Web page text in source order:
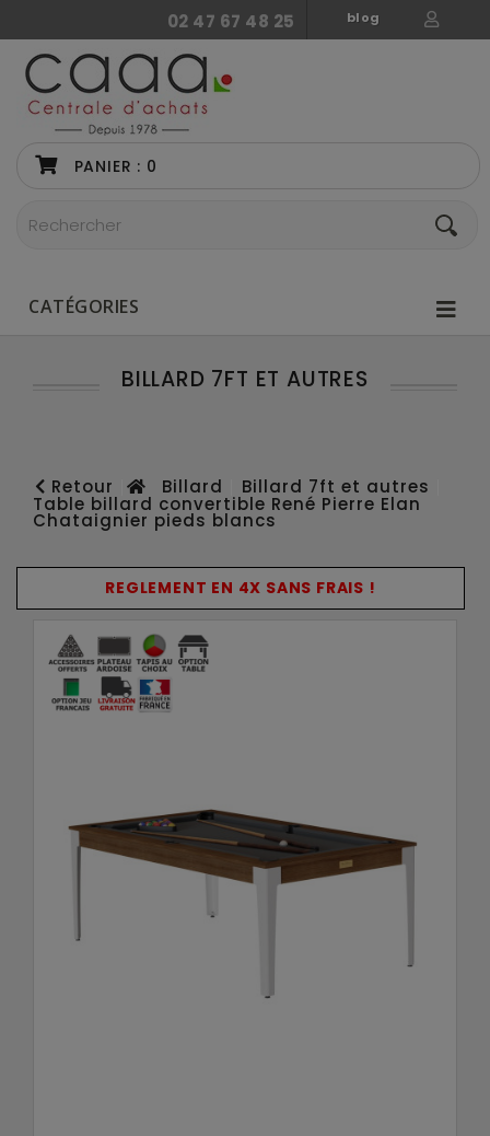
blog
02 47 67 48 25
PANIER : 0
CATÉGORIES
BILLARD 7FT ET AUTRES
Retour Billard Billard 7ft et autres
Table billard convertible René Pierre Elan
Chataignier pieds blancs
REGLEMENT EN 4X SANS FRAIS !